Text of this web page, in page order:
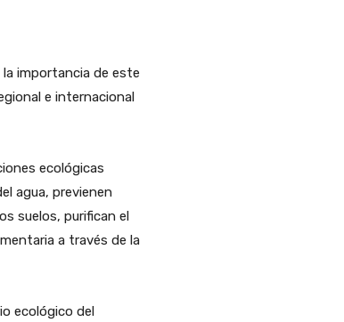
la importancia de este
e internacional
ecológicas
agua, previenen
suelos, purifican el
a través de la
ecológico del